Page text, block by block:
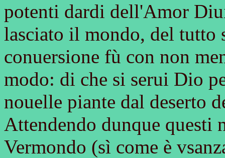
potenti dardi dell'Amor
lasciato il mondo, del tutto
conuersione fù con non
modo: di che si serui Dio
nouelle piante dal deserto
Attendendo dunque
Vermondo (sì come è